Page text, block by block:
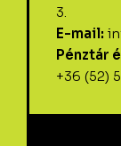
3.
E-mail:
Pénztár
+36 (52)